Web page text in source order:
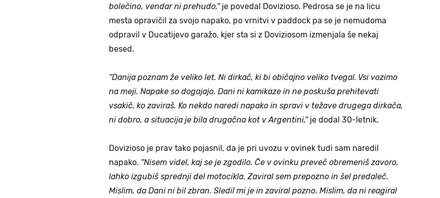
bolečino, vendar ni prehudo,''je povedal Dovizioso. Pedrosa se je na licu
mesta opravičil za svojo napako, po vrnitvi v paddock pa se je nemudoma
odpravil v Ducatijevo garažo, kjer sta si z Doviziosom izmenjala še nekaj
besed.
''Danija poznam že veliko let. Ni dirkač, ki bi običajno veliko tvegal. Vsi vozimo
na meji. Napake so dogajajo. Dani ni kamikaze in ne poskuša prehitevati
vsakič, ko zaviraš. Ko nekdo naredi napako in spravi v težave drugega dirkača,
ni dobro, a situacija je bila drugačna kot v Argentini,''je dodal 30-letnik.
Dovizioso je prav tako pojasnil, da je pri uvozu v ovinek tudi sam naredil
napako. ''Nisem videl, kaj se je zgodilo. Če v ovinku preveč obremeniš zavoro,
lahko izgubiš sprednji del motocikla. Zaviral sem prepozno in šel predaleč.
Mislim, da Dani ni bil zbran. Sledil mi je in zaviral pozno. Mislim, da ni reagiral